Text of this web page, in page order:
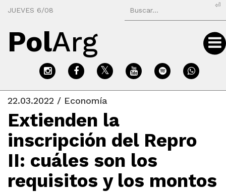
JUEVES 6/08
⏎
PolArg
22.03.2022 / Economía
Extienden la
inscripción del Repro
II: cuáles son los
requisitos y los montos